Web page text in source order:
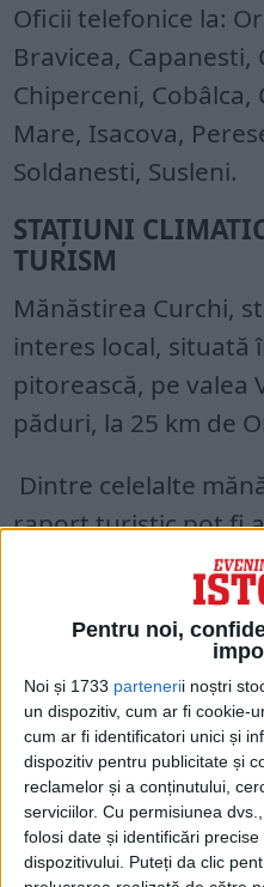
Pentru noi,
Noi și 1733 partenerii noștri
un dispozitiv, cum ar fi cookie-
cum ar fi identificatori unici și
dispozitiv pentru publicitate și
reclamelor și a conținutului,
serviciilor. Cu permisiunea
folosi date și identificări
dispozitivului. Puteți da clic
Oficii telefonice la:
Bravicea, Capanesti,
Chiperceni,
Mare, Isacova,
Soldanesti, Susleni.
STAȚIUNI
TURISM
Mănăstirea Curchi,
interes local, situată
pitorească, pe valea
păduri, la 25 km de
Dintre celelalte
raport turistic pot fi
Frumoasă,
regiuni pitorești:
Rautu, ambele cu
tipice în ceea ce
regiunii.